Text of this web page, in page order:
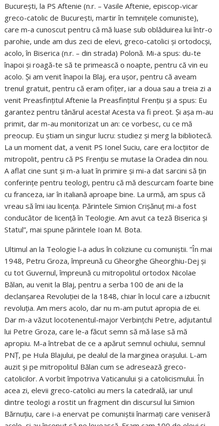
București, la PS Aftenie (n.r. – Vasile Aftenie, episcop-vicar
greco-catolic de București, martir în temnițele comuniste),
care m-a cunoscut pentru că mă luase sub oblăduirea lui într-o
parohie, unde am dus zeci de elevi, greco-catolici și ortodocși,
acolo, în Biserica (n.r. – din strada) Polonă. Mi-a spus: du-te
înapoi și roagă-te să te primească o noapte, pentru că vin eu
acolo. Și am venit înapoi la Blaj, era ușor, pentru că aveam
trenul gratuit, pentru că eram ofițer, iar a doua sau a treia zi a
venit Preasfințitul Aftenie la Preasfințitul Frențiu și a spus: Eu
garantez pentru tânărul acesta! Acesta va fi preot. Și așa m-au
primit, dar m-au monitorizat un an: ce vorbesc, cu ce mă
preocup. Eu știam un singur lucru: studiez și merg la bibliotecă.
La un moment dat, a venit PS Ionel Suciu, care era locțiitor de
mitropolit, pentru că PS Frențiu se mutase la Oradea din nou.
A aflat cine sunt și m-a luat în primire și mi-a dat sarcini să țin
conferințe pentru teologi, pentru că mă descurcam foarte bine
cu franceza, iar în italiană aproape bine. La urmă, am spus că
vreau să îmi iau licența. Părintele Simion Crișănuț mi-a fost
conducător de licență în Teologie. Am avut ca teză Biserica și
Statul”, mai spune părintele Ioan M. Bota.
Ultimul an la Teologie l-a adus în coliziune cu comuniștii. ”În mai
1948, Petru Groza, împreună cu Gheorghe Gheorghiu-Dej și
cu tot Guvernul, împreună cu mitropolitul ortodox Nicolae
Bălan, au venit la Blaj, pentru a serba 100 de ani de la
declanșarea Revoluției de la 1848, chiar în locul care a izbucnit
revoluția. Am mers acolo, dar nu m-am putut apropia de ei.
Dar m-a văzut locotenentul-major Verbințchi Petre, adjutantul
lui Petre Groza, care le-a făcut semn să mă lase să mă
apropiu. M-a întrebat de ce a apărut semnul ochiului, semnul
PNȚ, pe Hula Blajului, pe dealul de la marginea orașului. L-am
auzit și pe mitropolitul Bălan cum se adresează greco-
catolicilor. A vorbit împotriva Vaticanului și a catolicismului. În
acea zi, elevii greco-catolici au mers la catedrală, iar unul
dintre teologi a rostit un fragment din discursul lui Simion
Bărnuțiu, care i-a enervat pe comuniștii înarmați care veniseră